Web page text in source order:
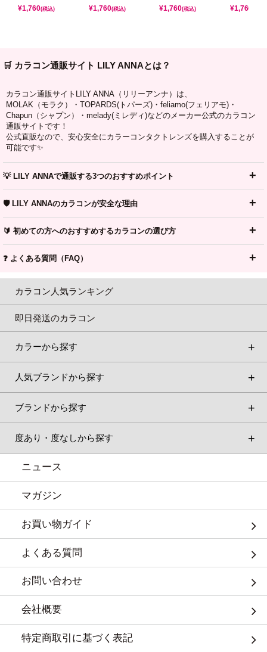
¥1,760(税込) ¥1,760(税込) ¥1,760(税込) ¥1,760
🛒 カラコン通販サイト LILY ANNAとは？
カラコン通販サイトLILY ANNA（リリーアンナ）は、
MOLAK（モラク）・TOPARDS(トパーズ)・feliamo(フェリアモ)・
Chapun（シャプン）・melady(ミレディ)などのメーカー公式のカラコン
通販サイトです！
公式直販なので、安心安全にカラーコンタクトレンズを購入することが
可能です✨
💡 LILY ANNAで通販する3つのおすすめポイント
🛡️ LILY ANNAのカラコンが安全な理由
🔰 初めての方へのおすすめするカラコンの選び方
❓ よくある質問（FAQ）
カラコン人気ランキング
即日発送のカラコン
カラーから探す
人気ブランドから探す
ブランドから探す
度あり・度なしから探す
ニュース
マガジン
お買い物ガイド
よくある質問
お問い合わせ
会社概要
特定商取引に基づく表記